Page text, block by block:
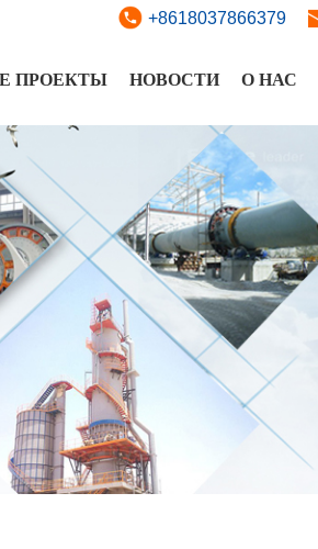
+8618037866379
ПРОЕКТЫ НОВОСТИ О НАС